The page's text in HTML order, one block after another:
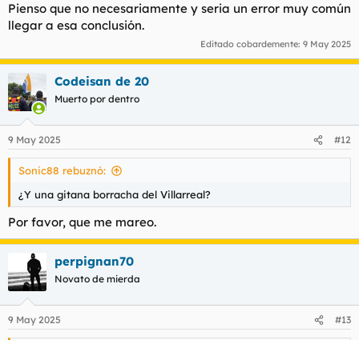
Pienso que no necesariamente y seria un error muy común
llegar a esa conclusión.
Editado cobardemente: 9 May 2025
Codeisan de 20
Muerto por dentro
9 May 2025 #12
Sonic88 rebuznó:
¿Y una gitana borracha del Villarreal?
Por favor, que me mareo.
perpignan70
Novato de mierda
9 May 2025 #13